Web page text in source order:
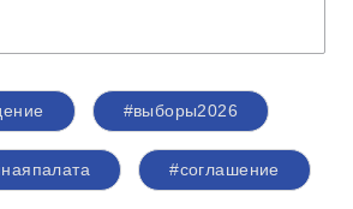
#выборы2026
#соглашение